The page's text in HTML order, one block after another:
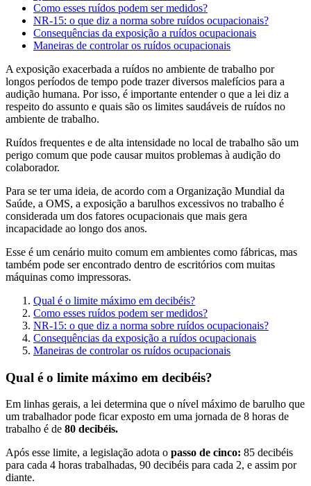
Como esses ruídos podem ser medidos?
NR-15: o que diz a norma sobre ruídos ocupacionais?
Consequências da exposição a ruídos ocupacionais
Maneiras de controlar os ruídos ocupacionais
A exposição exacerbada a ruídos no ambiente de trabalho por
longos períodos de tempo pode trazer diversos malefícios para a
audição humana. Por isso, é importante entender o que a lei diz a
respeito do assunto e quais são os limites saudáveis de ruídos no
ambiente de trabalho.
Ruídos frequentes e de alta intensidade no local de trabalho são um
perigo comum que pode causar muitos problemas à audição do
colaborador.
Para se ter uma ideia, de acordo com a Organização Mundial da
Saúde, a OMS, a exposição a barulhos excessivos no trabalho é
considerada um dos fatores ocupacionais que mais gera
incapacidade ao longo dos anos.
Esse é um cenário muito comum em ambientes como fábricas, mas
também pode ser encontrado dentro de escritórios com muitas
máquinas como impressoras.
Qual é o limite máximo em decibéis?
Como esses ruídos podem ser medidos?
NR-15: o que diz a norma sobre ruídos ocupacionais?
Consequências da exposição a ruídos ocupacionais
Maneiras de controlar os ruídos ocupacionais
Qual é o limite máximo em decibéis?
Em linhas gerais, a lei determina que o nível máximo de barulho que
um trabalhador pode ficar exposto em uma jornada de 8 horas de
trabalho é de 80 decibéis.
Após esse limite, a legislação adota o passo de cinco: 85 decibéis
para cada 4 horas trabalhadas, 90 decibéis para cada 2, e assim por
diante.